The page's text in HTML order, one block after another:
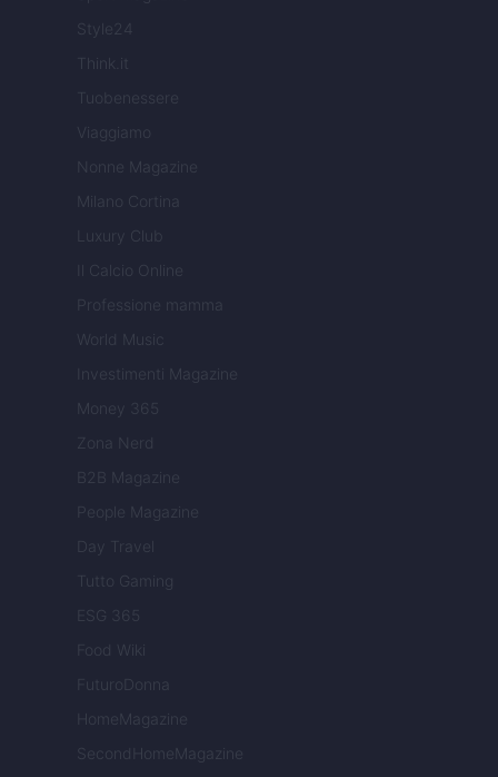
Style24
Think.it
Tuobenessere
Viaggiamo
Nonne Magazine
Milano Cortina
Luxury Club
Il Calcio Online
Professione mamma
World Music
Investimenti Magazine
Money 365
Zona Nerd
B2B Magazine
People Magazine
Day Travel
Tutto Gaming
ESG 365
Food Wiki
FuturoDonna
HomeMagazine
SecondHomeMagazine